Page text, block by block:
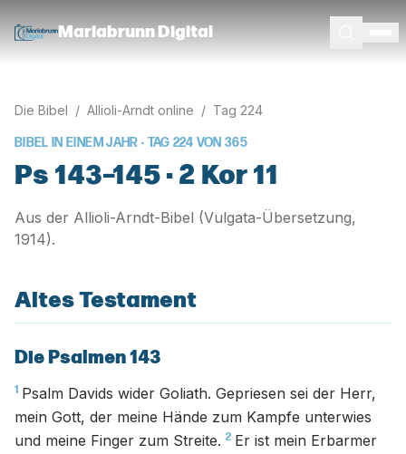
Mariabrunn Digital
Die Bibel / Allioli-Arndt online / Tag 224
BIBEL IN EINEM JAHR · TAG224 VON 365
Ps 143–145 · 2 Kor 11
Aus der Allioli-Arndt-Bibel (Vulgata-Übersetzung,
1914).
Altes Testament
Die Psalmen 143
1 Psalm Davids wider Goliath. Gepriesen sei der Herr,
mein Gott, der meine Hände zum Kampfe unterwies
und meine Finger zum Streite. 2 Er ist mein Erbarmer